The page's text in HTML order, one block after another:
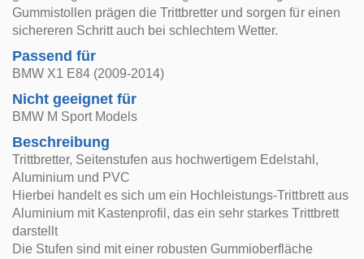
Gummistollen prägen die Trittbretter und sorgen für einen
sichereren Schritt auch bei schlechtem Wetter.
Passend für
BMW X1 E84 (2009-2014)
Nicht geeignet für
BMW M Sport Models
Beschreibung
Trittbretter, Seitenstufen aus hochwertigem Edelstahl,
Aluminium und PVC
Hierbei handelt es sich um ein Hochleistungs-Trittbrett aus
Aluminium mit Kastenprofil, das ein sehr starkes Trittbrett
darstellt
Die Stufen sind mit einer robusten Gummioberfläche